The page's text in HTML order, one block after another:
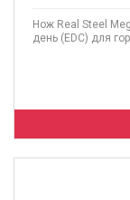
Нож Real Steel
день (EDC) для